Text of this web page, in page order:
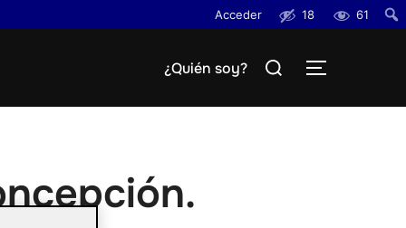
Acceder 18
61
¿Quién soy?
Buscar: